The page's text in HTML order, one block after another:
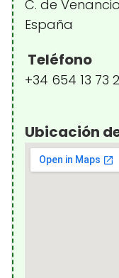
C. de
España
Teléfono
+34 654 13 73
Ubicación